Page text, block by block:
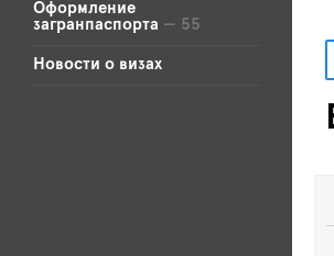
Оформление
загранпаспорта — 55
Новости о визах